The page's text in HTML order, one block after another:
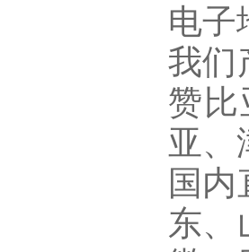
电子
我们
赞
亚、
国
东、